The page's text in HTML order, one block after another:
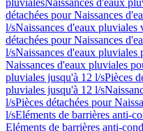
pluvialesNaissances d'eaux
détachées pour Naissances
l/sNaissances d'eaux pluviales
détachées pour Naissances
l/sNaissances d'eaux pluviales
Naissances d'eaux pluviales
pluviales jusqu'à 12 l/sPièces
pluviales jusqu'à 12 l/s
l/sPièces détachées pour
l/sEléments de barrières anti-
Eléments de barrières anti-